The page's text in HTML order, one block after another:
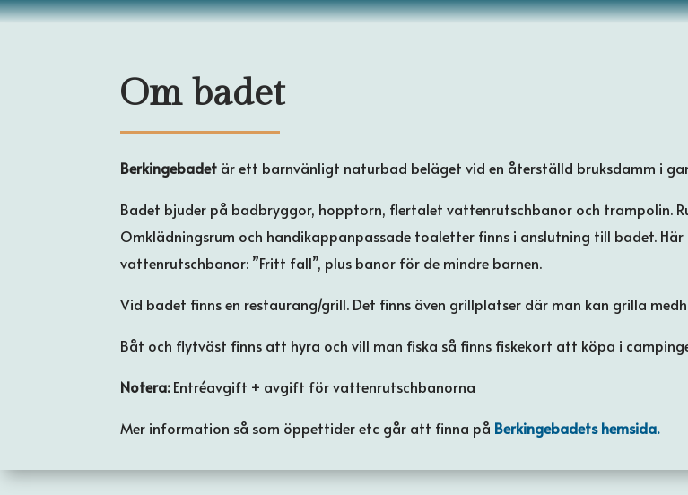
Om badet
Berkingebadet är ett barnvänligt naturbad beläget vid en återställd bruksdamm i
Badet bjuder på badbryggor, hopptorn, flertalet vattenrutschbanor och trampolin.
Omklädningsrum och handikappanpassade toaletter finns i anslutning till badet. Här
vattenrutschbanor: ”Fritt fall”, plus banor för de mindre barnen.
Vid badet finns en restaurang/grill. Det finns även grillplatser där man kan grilla
Båt och flytväst finns att hyra och vill man fiska så finns fiskekort att köpa i
Notera:Entréavgift + avgift för vattenrutschbanorna
Mer information så som öppettider etc går att finna på Berkingebadets hemsida.